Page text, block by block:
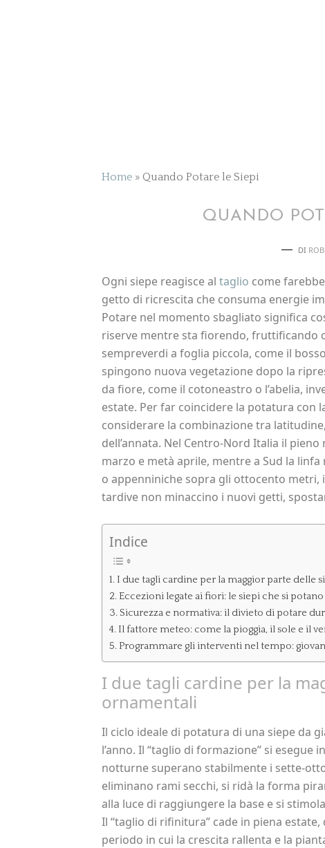
Home » Quando Potare le Siepi
QUANDO
DI
Ogni siepe reagisce al taglio come
getto di ricrescita che consuma energie
Potare nel momento sbagliato significa
riserve mentre sta fiorendo, fruttificando
sempreverdi a foglia piccola, come il
spingono nuova vegetazione dopo la
da fiore, come il cotoneastro o l’abelia,
estate. Per far coincidere la potatura con
considerare la combinazione tra
dell’annata. Nel Centro-Nord Italia il
marzo e metà aprile, mentre a Sud la
o appenniniche sopra gli ottocento metri,
tardive non minaccino i nuovi getti,
Indice
I due tagli cardine per la maggior parte delle
Eccezioni legate ai fiori: le siepi che si
Sicurezza e normativa: il divieto di potare
Il fattore meteo: come la pioggia, il sole e il
Programmare gli interventi nel tempo:
I due tagli cardine per la
ornamentali
Il ciclo ideale di potatura di una siepe da
l’anno. Il “taglio di formazione” si
notturne superano stabilmente i sette-
eliminano rami secchi, si ridà la forma
alla luce di raggiungere la base e si
Il “taglio di rifinitura” cade in piena
periodo in cui la crescita rallenta e la